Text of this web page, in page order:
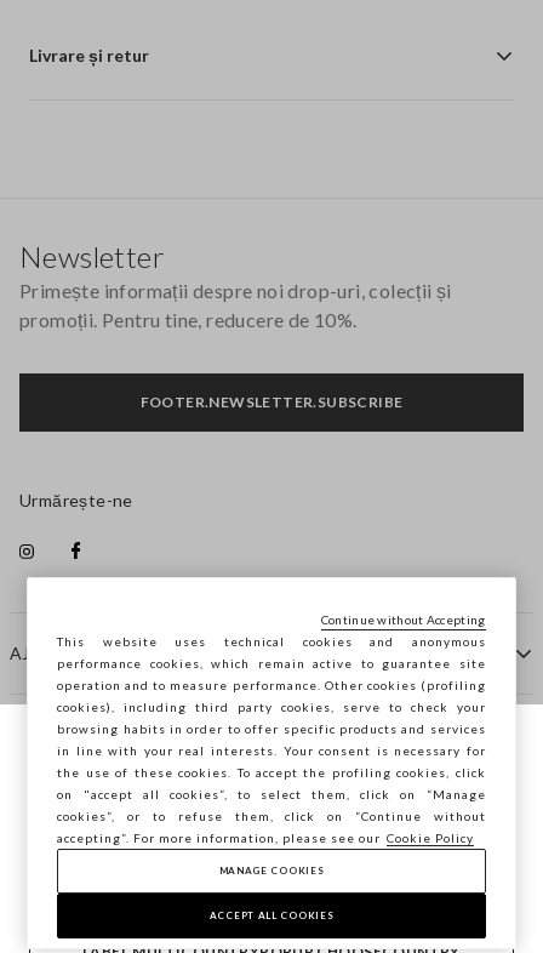
Livrare și retur
AJUTOR
COMPANIE
CONTACTE
Newsletter
Primește informații despre noi drop-uri, colecții și
promoții. Pentru tine, reducere de 10%.
FOOTER.NEWSLETTER.SUBSCRIBE
Urmărește-ne
Copyright © Ovs S.p.A. P.Iva 04240010274 - Cap. Soc.
290.923.470 -2.4.0
Navighezi pe STEFANEL Italia, vrei să
salvezi locația ta?
CONFIRMĂ
This website uses technical cookies and anonymous
performance cookies, which remain active to guarantee site
operation and to measure performance. Other cookies (profiling
cookies), including third party cookies, serve to check your
browsing habits in order to offer specific products and services
in line with your real interests. Your consent is necessary for
the use of these cookies. To accept the profiling cookies, click
on "accept all cookies”, to select them, click on “Manage
cookies”, or to refuse them, click on “Continue without
accepting”. For more information, please see our Cookie Policy
MANAGE COOKIES
ACCEPT ALL COOKIES
Continue without Accepting